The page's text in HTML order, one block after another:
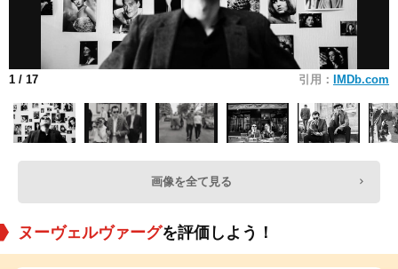
1 / 17 引用： IMDb.com
画像を全て見る
ヌーヴェルヴァーグを評価しよう！